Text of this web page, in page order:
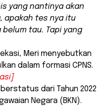
yang nantinya akan
apakah tes nya itu
tau. Tapi yang
Meri menyebutkan
dalam formasi CPNS.
dari Tahun 2022
Negara (BKN).